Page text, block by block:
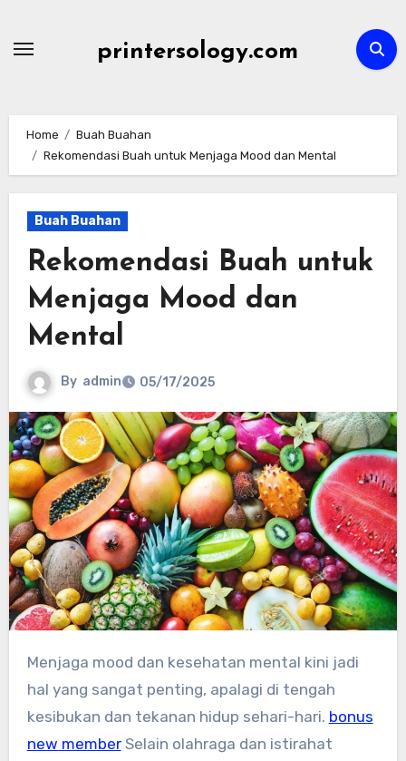
printersology.com
Home
Buah Buahan
Rekomendasi Buah untuk Menjaga Mood dan Mental
Buah Buahan
Rekomendasi Buah untuk
Menjaga Mood dan
Mental
By admin 05/17/2025
Menjaga mood dan kesehatan mental kini jadi
hal yang sangat penting, apalagi di tengah
kesibukan dan tekanan hidup sehari-hari. bonus
new memberSelain olahraga dan istirahat